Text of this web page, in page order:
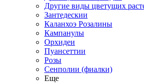
Другие виды цветущих
Зантедескии
Каланхоэ Розалины
Кампанулы
Орхидеи
Пуансеттии
Розы
Сенполии (фиалки)
Еще